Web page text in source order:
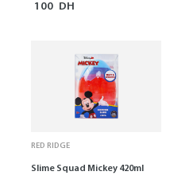
100 DH
RED RIDGE
Slime Squad Mickey 420ml